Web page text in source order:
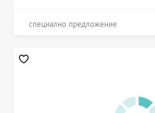
специално предложение